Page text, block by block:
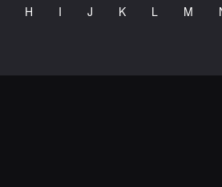
H I J K L M